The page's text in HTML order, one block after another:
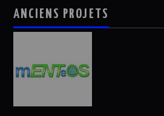
ANCIENS PROJETS